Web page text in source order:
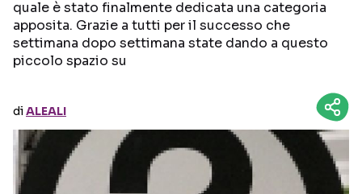
quale è stato finalmente dedicata una categoria
apposita. Grazie a tutti per il successo che
settimana dopo settimana state dando a questo
piccolo spazio su
diALEALI